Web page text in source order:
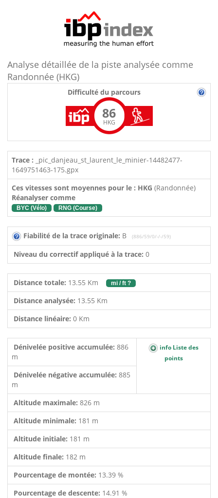
Analyse détaillée de la piste analysée comme
Randonnée (HKG)
Difficulté du parcours
86
HKG
Trace : _pic_danjeau_st_laurent_le_minier-14482477-
1649751463-175.gpx
Ces vitesses sont moyennes pour le : HKG (Randonnée)
Réanalyser comme
BYC (Vélo) RNG (Course)
Fiabilité de la trace originale: B (886/59/0/-/-/59)
Niveau du correctif appliqué à la trace: 0
Distance totale: 13.55 Km mi / ft ?
Distance analysée: 13.55 Km
Distance linéaire: 0 Km
Dénivelée positive accumulée: 886
m
info Liste des
points
Dénivelée négative accumulée: 885
m
Altitude maximale: 826 m
Altitude minimale: 181 m
Altitude initiale: 181 m
Altitude finale: 182 m
Pourcentage de montée: 13.39 %
Pourcentage de descente: 14.91 %